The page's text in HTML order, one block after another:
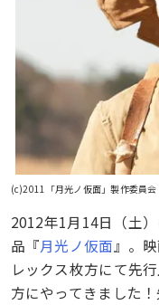
(c)2011「月光ノ仮面」製作委員会
2012年1月14日（土
品『月光ノ仮面 』。
レックス枚方にて先
方にやってきました